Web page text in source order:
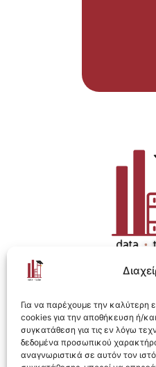
Για να παρέχουμε την καλύτερη
cookies για την αποθήκευση ή/
συγκατάθεση για τις εν λόγω
δεδομένα προσωπικού
αναγνωριστικά σε αυτόν τον
Η